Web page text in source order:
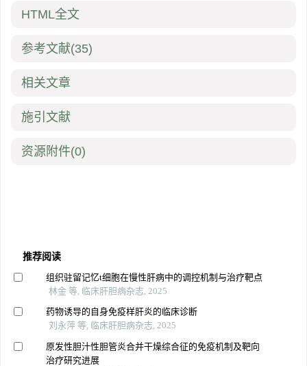
HTML全文
参考文献(35)
相关文章
施引文献
资源附件(0)
推荐阅读
组织驻留记忆t细胞在慢性肝病中的调控机制与治疗靶点
林金 等, 临床肝胆病杂志, 2025
药物诱导的自身免疫样肝炎的临床诊断
刘永萍 等, 临床肝胆病杂志, 2025
原发性胆汁性胆管炎合并干燥综合征的免疫机制及靶向
治疗研究进展